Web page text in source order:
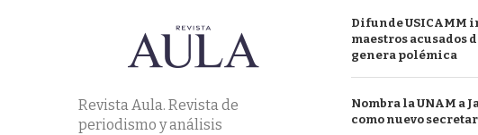
Revista Aula. Revista de
periodismo y análisis
Difunde USICAMM
maestros acusados
genera polémica
Nombra la UNAM a
como nuevo